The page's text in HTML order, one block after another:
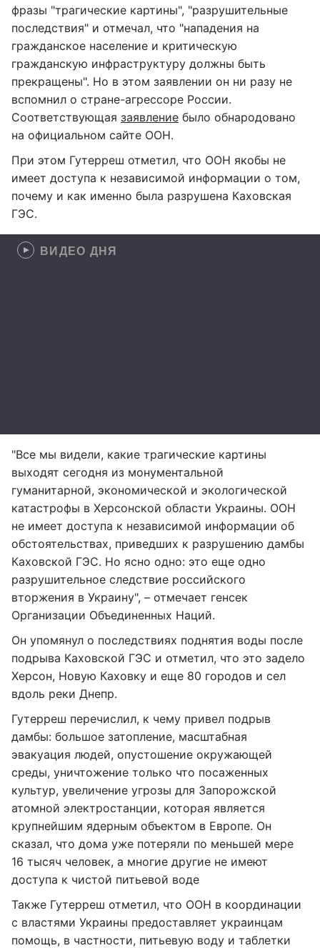
фразы "трагические картины", "разрушительные
последствия" и отмечал, что "нападения на
гражданское население и критическую
гражданскую инфраструктуру должны быть
прекращены". Но в этом заявлении он ни разу не
вспомнил о стране-агрессоре России.
Соответствующая заявление было обнародовано
на официальном сайте ООН.
При этом Гутерреш отметил, что ООН якобы не
имеет доступа к независимой информации о том,
почему и как именно была разрушена Каховская
ГЭС.
ВИДЕО ДНЯ
"Все мы видели, какие трагические картины
выходят сегодня из монументальной
гуманитарной, экономической и экологической
катастрофы в Херсонской области Украины. ООН
не имеет доступа к независимой информации об
обстоятельствах, приведших к разрушению дамбы
Каховской ГЭС. Но ясно одно: это еще одно
разрушительное следствие российского
вторжения в Украину", – отмечает генсек
Организации Объединенных Наций.
Он упомянул о последствиях поднятия воды после
подрыва Каховской ГЭС и отметил, что это задело
Херсон, Новую Каховку и еще 80 городов и сел
вдоль реки Днепр.
Гутерреш перечислил, к чему привел подрыв
дамбы: большое затопление, масштабная
эвакуация людей, опустошение окружающей
среды, уничтожение только что посаженных
культур, увеличение угрозы для Запорожской
атомной электростанции, которая является
крупнейшим ядерным объектом в Европе. Он
сказал, что дома уже потеряли по меньшей мере
16 тысяч человек, а многие другие не имеют
доступа к чистой питьевой воде
Также Гутерреш отметил, что ООН в координации
с властями Украины предоставляет украинцам
помощь, в частности, питьевую воду и таблетки